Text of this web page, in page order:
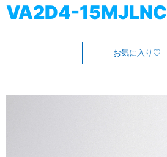
VA2D4-15MJLNC
お気に入り